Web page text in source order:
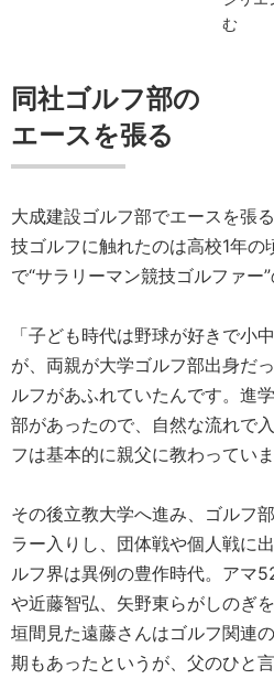
む
同社ゴルフ部の
エースを張る
大成建設ゴルフ部でエースを張
技ゴルフに触れたのは高校1年の
で“サラリーマン競技ゴルファー
「子ども時代は野球が好きで小
が、両親が大学ゴルフ部出身だ
ルフがあふれていたんです。進
部があったので、自然な流れで
フは基本的に親父に教わっていま
その後立教大学へ進み、ゴルフ
ラー入りし、団体戦や個人戦に
ルフ界は異例の豊作時代。アマ
や近藤智弘、矢野東らがしのぎ
垣間見た遠藤さんはゴルフ関連
期もあったというが、父のひと